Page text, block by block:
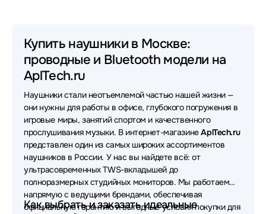
Наушники Oklick Наушники Sven
Наушники MONSTER
Наушники Apple Наушники Asus
Наушники FiiO Наушники Sennheiser
Наушники Samsung Наушники Bloody
Наушники UGREEN Наушники Poly
Наушники VT Наушники OneOdio
Купить наушники в Москве:
проводные и Bluetooth модели на
AplTech.ru
Наушники стали неотъемлемой частью нашей жизни —
они нужны для работы в офисе, глубокого погружения в
игровые миры, занятий спортом и качественного
прослушивания музыки. В интернет-магазинеAplTech.ru
представлен один из самых широких ассортиментов
наушников в России. У нас вы найдете всё: от
ультрасовременных TWS-вкладышей до
полноразмерных студийных мониторов. Мы работаем
напрямую с ведущими брендами, обеспечивая
официальную гарантию и выгодные условия покупки для
Как выбрать и заказать идеальные